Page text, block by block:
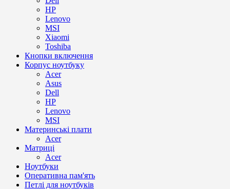
HP
Lenovo
MSI
Xiaomi
Toshiba
Кнопки включення
Корпус ноутбуку
Acer
Asus
Dell
HP
Lenovo
MSI
Материнські плати
Acer
Матриці
Acer
Ноутбуки
Оперативна пам'ять
Петлі для ноутбуків